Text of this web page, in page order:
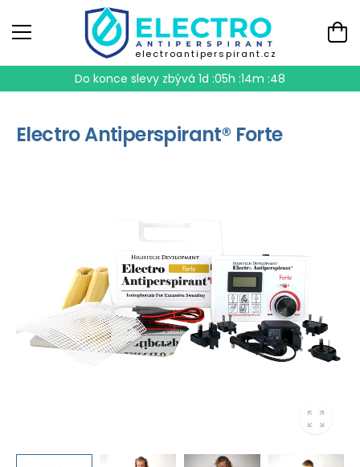
electroantiperspirant.cz
Do konce slevy zbývá 1d :05h :14m :48
Electro Antiperspirant® Forte